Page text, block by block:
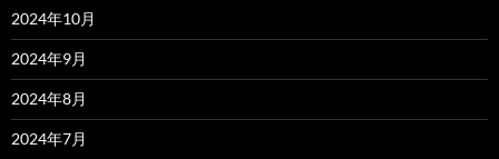
2024年10月
2024年9月
2024年8月
2024年7月